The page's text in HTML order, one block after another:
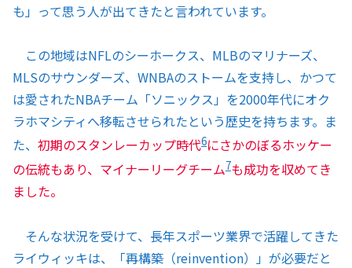
も」って思う人が出てきたと言われています。
この地域はNFLのシーホークス、MLBのマリナーズ、
MLSのサウンダーズ、WNBAのストームを支持し、かつて
は愛されたNBAチーム「ソニックス」を2000年代にオク
ラホマシティへ移転させられたという歴史を持ちます。ま
た、 初期のスタンレーカップ時代6にさかのぼるホッケー
の伝統もあり、マイナーリーグチーム7も成功を収めてき
ました。
そんな状況を受けて、長年スポーツ業界で活躍してきた
ライウィッキは、「再構築（reinvention）」が必要だと